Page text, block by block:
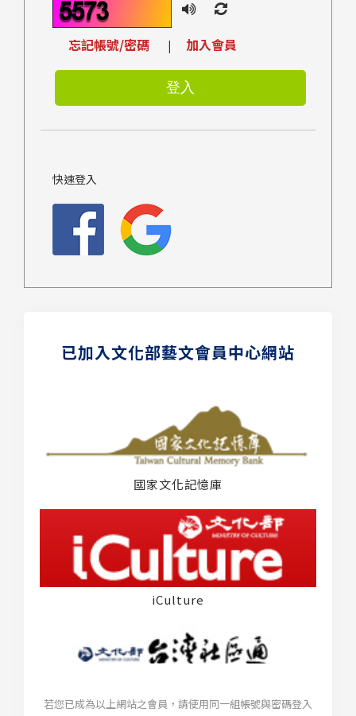
忘記帳號/密碼 | 加入會員
快速登入
已加入文化部藝文會員中心網站
國家文化記憶庫
iCulture
若您已成為以上網站之會員，請使用同一組帳號與密碼登入